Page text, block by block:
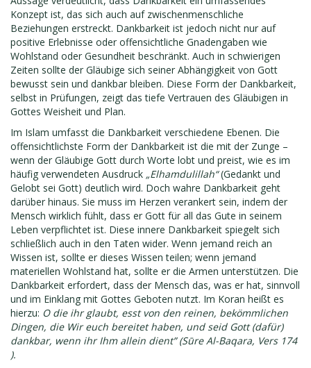
Konzept ist, das sich auch auf zwischenmenschliche
Beziehungen erstreckt. Dankbarkeit ist jedoch nicht nur auf
positive Erlebnisse oder offensichtliche Gnadengaben wie
Wohlstand oder Gesundheit beschränkt. Auch in schwierigen
Zeiten sollte der Gläubige sich seiner Abhängigkeit von Gott
bewusst sein und dankbar bleiben. Diese Form der Dankbarkeit,
selbst in Prüfungen, zeigt das tiefe Vertrauen des Gläubigen in
Gottes Weisheit und Plan.
Im Islam umfasst die Dankbarkeit verschiedene Ebenen. Die
offensichtlichste Form der Dankbarkeit ist die mit der Zunge –
wenn der Gläubige Gott durch Worte lobt und preist, wie es im
häufig verwendeten Ausdruck „Elhamdulillah“(Gedankt und
Gelobt sei Gott) deutlich wird. Doch wahre Dankbarkeit geht
darüber hinaus. Sie muss im Herzen verankert sein, indem der
Mensch wirklich fühlt, dass er Gott für all das Gute in seinem
Leben verpflichtet ist. Diese innere Dankbarkeit spiegelt sich
schließlich auch in den Taten wider. Wenn jemand reich an
Wissen ist, sollte er dieses Wissen teilen; wenn jemand
materiellen Wohlstand hat, sollte er die Armen unterstützen. Die
Dankbarkeit erfordert, dass der Mensch das, was er hat, sinnvoll
und im Einklang mit Gottes Geboten nutzt. Im Koran heißt es
hierzu: O die ihr glaubt, esst von den reinen, bekömmlichen
Dingen, die Wir euch bereitet haben, und seid Gott (dafür)
dankbar, wenn ihr Ihm allein dient” (Sūre Al-Baqara, Vers 174
).